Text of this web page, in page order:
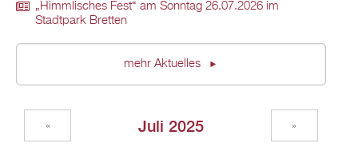
„Himmlisches Fest“ am Sonntag 26.07.2026 im
Stadtpark Bretten
mehr Aktuelles
Juli 2025
« »